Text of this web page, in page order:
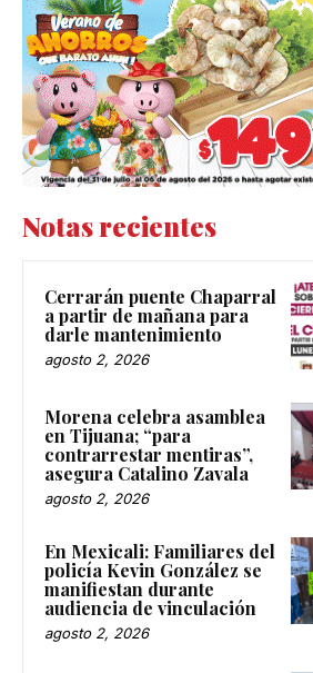
Notas recientes
Cerrarán puente Chaparral
a partir de mañana para
darle mantenimiento
agosto 2, 2026
Morena celebra asamblea
en Tijuana; “para
contrarrestar mentiras”,
asegura Catalino Zavala
agosto 2, 2026
En Mexicali: Familiares del
policía Kevin González se
manifiestan durante
audiencia de vinculación
agosto 2, 2026